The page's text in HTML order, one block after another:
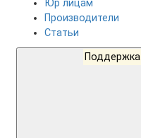
Юр лицам
Производители
Статьи
Поддержка